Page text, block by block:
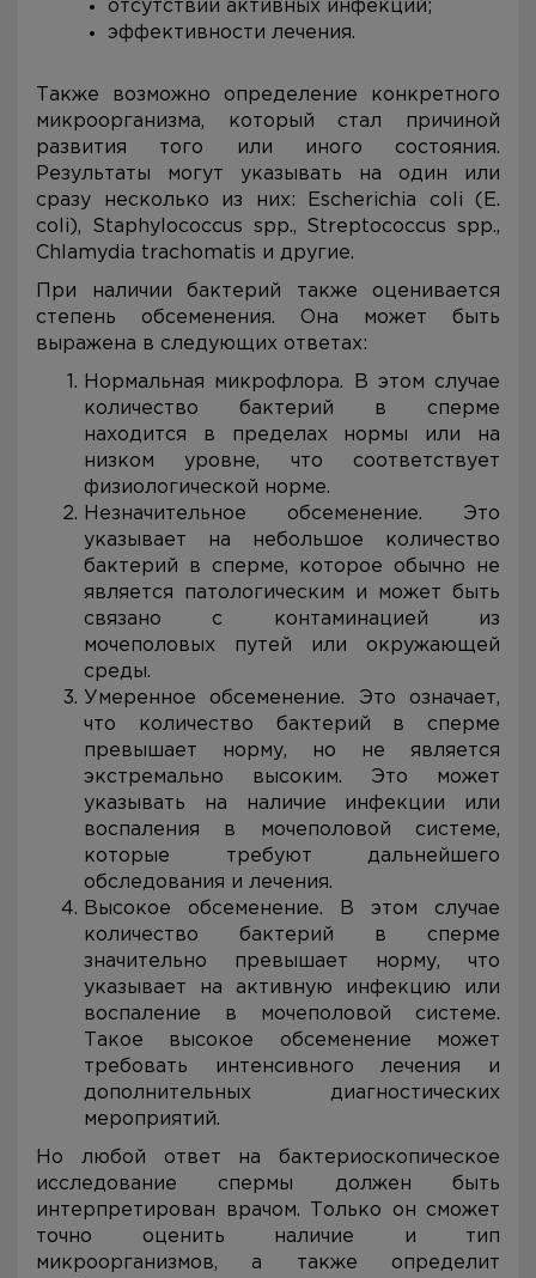
отсутствии активных инфекций;
эффективности лечения.
Также возможно определение конкретного
микроорганизма, который стал причиной
развития того или иного состояния.
Результаты могут указывать на один или
сразу несколько из них: Escherichia coli (E.
coli), Staphylococcus spp., Streptococcus spp.,
Chlamydia trachomatis и другие.
При наличии бактерий также оценивается
степень обсеменения. Она может быть
выражена в следующих ответах:
Нормальная микрофлора. В этом случае
количество бактерий в сперме
находится в пределах нормы или на
низком уровне, что соответствует
физиологической норме.
Незначительное обсеменение. Это
указывает на небольшое количество
бактерий в сперме, которое обычно не
является патологическим и может быть
связано с контаминацией из
мочеполовых путей или окружающей
среды.
Умеренное обсеменение. Это означает,
что количество бактерий в сперме
превышает норму, но не является
экстремально высоким. Это может
указывать на наличие инфекции или
воспаления в мочеполовой системе,
которые требуют дальнейшего
обследования и лечения.
Высокое обсеменение. В этом случае
количество бактерий в сперме
значительно превышает норму, что
указывает на активную инфекцию или
воспаление в мочеполовой системе.
Такое высокое обсеменение может
требовать интенсивного лечения и
дополнительных диагностических
мероприятий.
Но любой ответ на бактериоскопическое
исследование спермы должен быть
интерпретирован врачом. Только он сможет
точно оценить наличие и тип
микроорганизмов, а также определит